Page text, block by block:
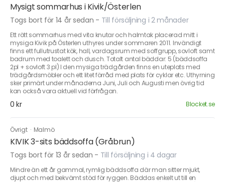
Mysigt sommarhus i Kivik/Österlen
Togs bort för 14 år sedan - Till försäljning i 2 månader
Ett rött sommarhus med vita knutar och halmtak placerad mitt i
mysiga Kivik på Österlen uthyres under sommaren 2011. Invändigt
finns ett fullutrustat kök, hall, vardagsrum med soffgrupp, sovloft samt
badrum med toalett och dusch. Totalt antal bäddar: 5 (bäddsoffa
2pl + sovloft 3 pl) I den mysiga trädgården finns en uteplats med
trädgårdsmöbler och ett litet förråd med plats för cyklar etc. Uthyrning
sker primärt under månaderna Juni, Juli och Augusti men övrig tid
kan också vara aktuell vid förfrågan.
0 kr Blocket.se
Övrigt · Malmö
KIVIK 3-sits bäddsoffa (Gråbrun)
Togs bort för 13 år sedan - Till försäljning i 4 dagar
Mindre än ett år gammal, rymlig bäddsoffa där man sitter mjukt,
djupt och med bekvämt stöd för ryggen. Bäddas enkelt ut till en